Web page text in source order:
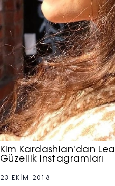
Kim Kardashian'dan
Güzellik Instagramları
23 EKIM 2018